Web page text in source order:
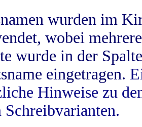
wurden im
wobei
wurde in der
eingetragen.
Hinweise zu
Schreibvarianten.